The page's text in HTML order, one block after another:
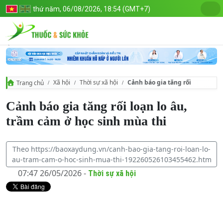
thứ năm, 06/08/2026, 18:54 (GMT+7)
Trang chủ Xã hội Thời sự xã hội Cảnh báo gia tăng rối loạn lo
Cảnh báo gia tăng rối loạn lo âu,
trầm cảm ở học sinh mùa thi
Theo https://baoxaydung.vn/canh-bao-gia-tang-roi-loan-lo-
au-tram-cam-o-hoc-sinh-mua-thi-192260526103455462.htm
07:47 26/05/2026 - Thời sự xã hội